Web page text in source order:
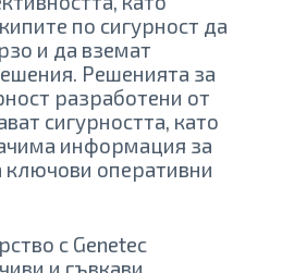
по сигурност да
и да вземат
Решенията за
разработени от
сигурността, като
информация за
оперативни
с Genetec
и гъвкави